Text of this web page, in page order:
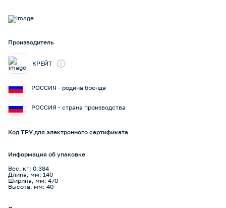
Производитель
КРЕЙТ i
РОССИЯ - родина бренда
РОССИЯ - страна производства
Код ТРУ для электронного сертификата
Информация об упаковке
Вес, кг: 0.384
Длина, мм: 140
Ширина, мм: 470
Высота, мм: 40